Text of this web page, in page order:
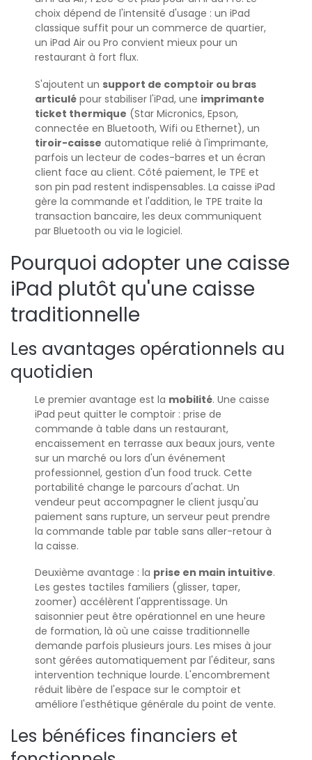
choix dépend de l'intensité d'usage : un iPad
classique suffit pour un commerce de quartier,
un iPad Air ou Pro convient mieux pour un
restaurant à fort flux.
S'ajoutent un support de comptoir ou bras
articulépour stabiliser l'iPad, une imprimante
ticket thermique (Star Micronics, Epson,
connectée en Bluetooth, Wifi ou Ethernet), un
tiroir-caisse automatique relié à l'imprimante,
parfois un lecteur de codes-barres et un écran
client face au client. Côté paiement, le TPE et
son pin pad restent indispensables. La caisse iPad
gère la commande et l'addition, le TPE traite la
transaction bancaire, les deux communiquent
par Bluetooth ou via le logiciel.
Pourquoi adopter une caisse
iPad plutôt qu'une caisse
traditionnelle
Les avantages opérationnels au
quotidien
Le premier avantage est la mobilité. Une caisse
iPad peut quitter le comptoir : prise de
commande à table dans un restaurant,
encaissement en terrasse aux beaux jours, vente
sur un marché ou lors d'un événement
professionnel, gestion d'un food truck. Cette
portabilité change le parcours d'achat. Un
vendeur peut accompagner le client jusqu'au
paiement sans rupture, un serveur peut prendre
la commande table par table sans aller-retour à
la caisse.
Deuxième avantage : la prise en main intuitive.
Les gestes tactiles familiers (glisser, taper,
zoomer) accélèrent l'apprentissage. Un
saisonnier peut être opérationnel en une heure
de formation, là où une caisse traditionnelle
demande parfois plusieurs jours. Les mises à jour
sont gérées automatiquement par l'éditeur, sans
intervention technique lourde. L'encombrement
réduit libère de l'espace sur le comptoir et
améliore l'esthétique générale du point de vente.
Les bénéfices financiers et